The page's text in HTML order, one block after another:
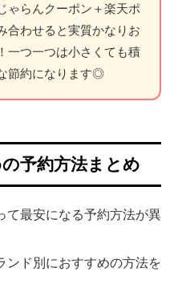
ゃらんクーポン＋楽天ポ
合わせると実質かなりお
一つ一つは小さくても積
節約になります◎
予約方法まとめ
て最安になる予約方法が異
ンド別におすすめの方法を